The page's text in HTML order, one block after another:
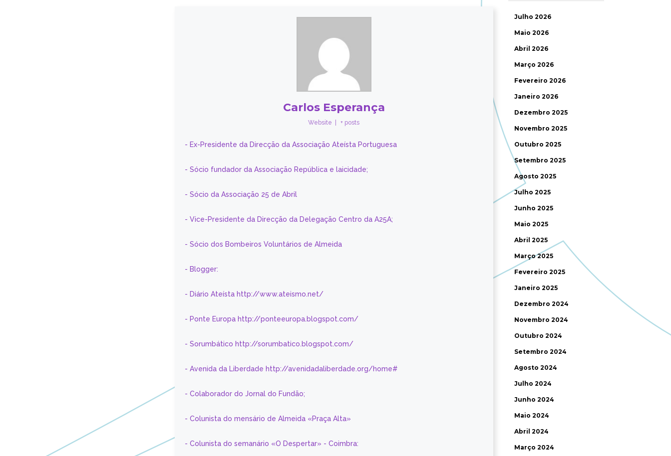
Carlos Esperança
Website + posts
- Ex-Presidente da Direcção da Associação Ateísta Portuguesa
- Sócio fundador da Associação República e laicidade;
- Sócio da Associação 25 de Abril
- Vice-Presidente da Direcção da Delegação Centro da A25A;
- Sócio dos Bombeiros Voluntários de Almeida
- Blogger:
- Diário Ateísta http://www.ateismo.net/
- Ponte Europa http://ponteeuropa.blogspot.com/
- Sorumbático http://sorumbatico.blogspot.com/
- Avenida da Liberdade http://avenidadaliberdade.org/home#
- Colaborador do Jornal do Fundão;
- Colunista do mensário de Almeida «Praça Alta»
- Colunista do semanário «O Despertar» - Coimbra:
Julho 2026
Maio 2026
Abril 2026
Março 2026
Fevereiro 2026
Janeiro 2026
Dezembro 2025
Novembro 2025
Outubro 2025
Setembro 2025
Agosto 2025
Julho 2025
Junho 2025
Maio 2025
Abril 2025
Março 2025
Fevereiro 2025
Janeiro 2025
Dezembro 2024
Novembro 2024
Outubro 2024
Setembro 2024
Agosto 2024
Julho 2024
Junho 2024
Maio 2024
Abril 2024
Março 2024